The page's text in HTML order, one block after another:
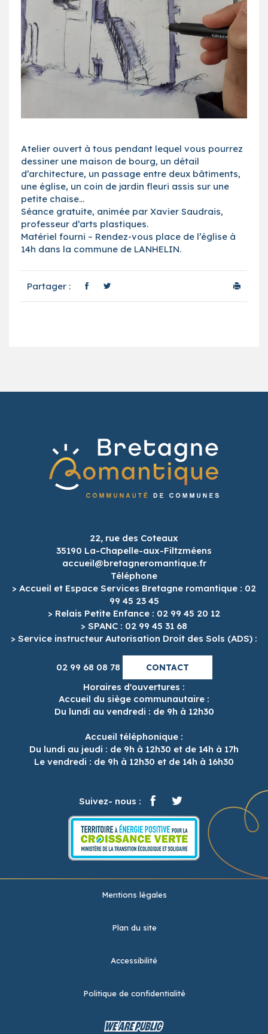
Atelier ouvert à tous pendant lequel vous pourrez
dessiner une maison de bourg, un détail
d’architecture, un passage entre deux bâtiments,
une église, un coin de jardin fleuri assis sur une
petite chaise…
Séance gratuite, animée par Xavier Saudrais,
professeur d’arts plastiques.
Matériel fourni – Rendez-vous place de l’église à
14h dans la commune de LANHELIN.
Partager :
22, rue des Coteaux
35190 La-Chapelle-aux-Filtzméens
accueil@bretagneromantique.fr
Téléphone
> Accueil et Espace Services Bretagne romantique : 02
99 45 23 45
> Relais Petite Enfance : 02 99 45 20 12
> SPANC : 02 99 45 31 68
> Service instructeur Autorisation Droit des Sols (ADS) :
02 99 68 08 78 CONTACT
Horaires d'ouvertures :
Accueil du siège communautaire :
Du lundi au vendredi : de 9h à 12h30
Accueil téléphonique :
Du lundi au jeudi : de 9h à 12h30 et de 14h à 17h
Le vendredi : de 9h à 12h30 et de 14h à 16h30
Suivez- nous :
Mentions légales
Plan du site
Accessibilité
Politique de confidentialité